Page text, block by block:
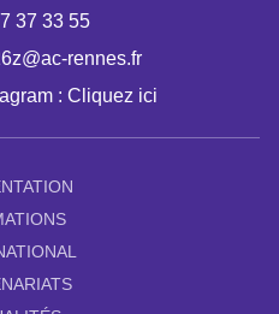
37 33 55
rennes.fr
: Cliquez ici